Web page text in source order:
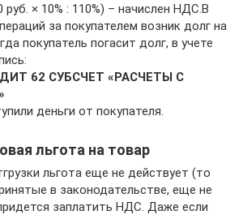
руб. × 10% : 110%) – начислен НДС.В
за покупателем возник долг на
покупатель погасит долг, в учете
62 СУБСЧЕТ «РАСЧЕТЫ С
деньги от покупателя.
льгота на товар
льгота еще не действует (то
в законодательстве, еще не
заплатить НДС. Даже если